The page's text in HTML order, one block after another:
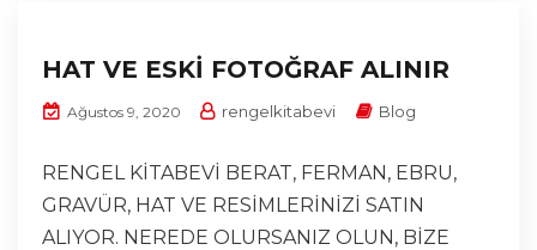
HAT VE ESKİ FOTOĞRAF ALINIR
Ağustos 9, 2020 rengelkitabevi Blog
RENGEL KİTABEVİ BERAT, FERMAN, EBRU,
GRAVÜR, HAT VE RESİMLERİNİZİ SATIN
ALIYOR. NEREDE OLURSANIZ OLUN, BİZE